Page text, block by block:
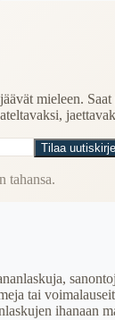
mieleen.
Tilaa uutiskirje
tahansa.
tai
ihanaan